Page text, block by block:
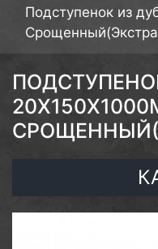
Подступенок из